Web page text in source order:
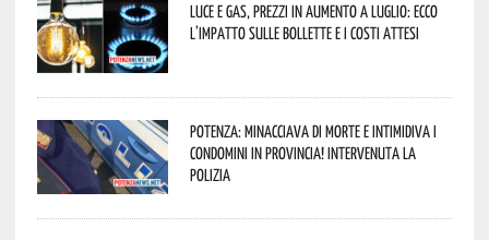
Luce e gas, prezzi in aumento a luglio: ecco
l’impatto sulle bollette e i costi attesi
Potenza: minacciava di morte e intimidiva i
condomini in provincia! Intervenuta la
Polizia